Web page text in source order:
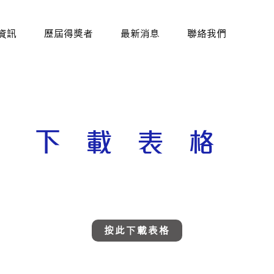
訊 歷屆得獎者 最新消息 聯絡我們
下載表格
按此下載表格